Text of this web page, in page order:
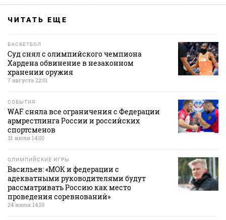
ЧИТАТЬ ЕЩЕ
БАСКЕТБОЛ
Суд снял с олимпийского чемпиона
Хардена обвинение в незаконном
хранении оружия
7 августа 22:01
СОБЫТИЯ
WAF сняла все ограничения с Федерации
армрестлинга России и российских
спортсменов
31 июля 14:00
ОЛИМПИЙСКИЕ ИГРЫ
Васильев: «МОК и федерации с
адекватными руководителями будут
рассматривать Россию как место
проведения соревнований»
24 июля 14:10